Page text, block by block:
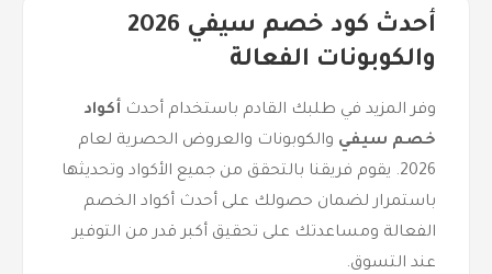
أحدث كود خصم سيفي 2026
والكوبونات الفعالة
وفر المزيد في طلبك القادم باستخدام أحدث أكواد
خصم سيفي والكوبونات والعروض الحصرية لعام
2026. يقوم فريقنا بالتحقق من جميع الأكواد وتحديثها
باستمرار لضمان حصولك على أحدث أكواد الخصم
الفعالة ومساعدتك على تحقيق أكبر قدر من التوفير
عند التسوق.